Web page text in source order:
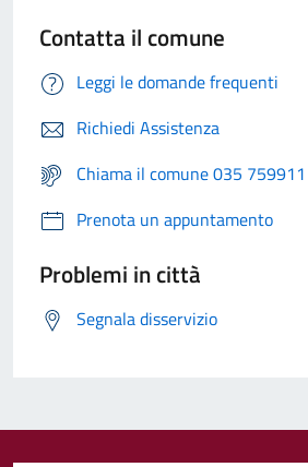
Contatta il comune
Leggi le domande frequenti
Richiedi Assistenza
Chiama il comune 035 759911
Prenota un appuntamento
Problemi in città
Segnala disservizio